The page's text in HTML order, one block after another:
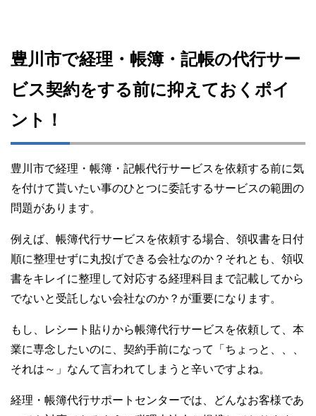
豊川市で経理・帳簿・記帳の代行サー
ビス契約をする前に抑えておくポイ
ント！
豊川市で経理・帳簿・記帳代行サービスを依頼する前に気
を付けて貰いたい事のひとつに委託するサービスの範囲の
問題があります。
例えば、帳簿代行サービスを依頼する場合、領収書を日付
順に整理せずに丸投げできる会社なのか？それとも、領収
書をキレイに整理して対応する経理科目まで記載してから
でないと受託しない会社なのか？が重要になります。
もし、レシート貼りから帳簿代行サービスを依頼して、本
業に専念したいのに、契約手前になって「ちょっと、、、
それは～」なんて言われてしまうと辛いですよね。
経理・帳簿代行サポートセンターでは、どんなお客様であ